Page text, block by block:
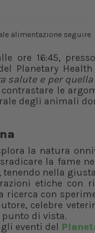
ore 16:45,
Planetary
salute e per
le
degli animali
la natura
la fame
nella
etiche con
con
celebre
di vista.
eventi del